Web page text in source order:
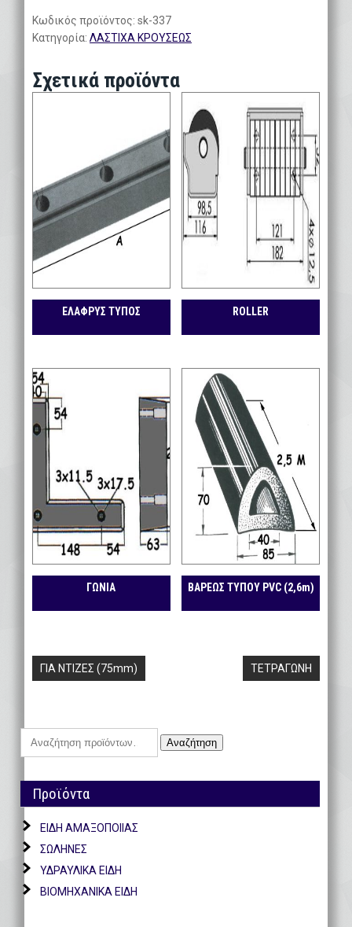
Κωδικός προϊόντος: sk-337
Κατηγορία: ΛΑΣΤΙΧΑ ΚΡΟΥΣΕΩΣ
Σχετικά προϊόντα
ΕΛΑΦΡΥΣ ΤΥΠΟΣ ROLLER
ΓΩΝΙΑ ΒΑΡΕΩΣ ΤΥΠΟΥ PVC (2,6m)
Πλοήγηση
ΓΙΑ ΝΤΙΖΕΣ (75mm) ΤΕΤΡΑΓΩΝΗ
Αναζήτηση
Αναζήτηση
Προϊόντα
ΕΙΔΗ ΑΜΑΞΟΠΟΙΙΑΣ
ΣΩΛΗΝΕΣ
ΥΔΡΑΥΛΙΚΑ ΕΙΔΗ
ΒΙΟΜΗΧΑΝΙΚΑ ΕΙΔΗ